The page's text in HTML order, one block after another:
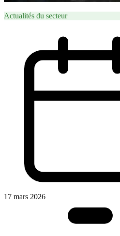
Actualités du secteur
17 mars 2026